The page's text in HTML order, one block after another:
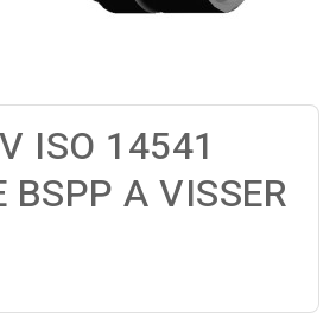
ISO 14541
BSPP A VISSER